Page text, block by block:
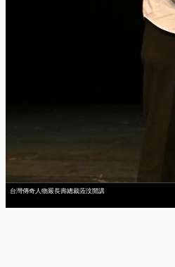
台灣傳奇人物嚴長壽總裁蒞汶開講